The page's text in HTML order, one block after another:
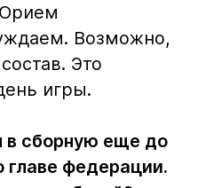
Возможно,
Это
игры.
в сборную еще до
главе федерации.